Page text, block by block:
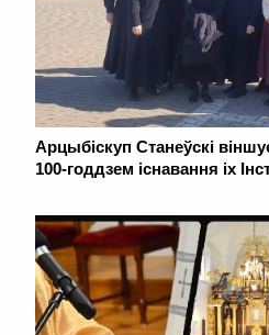
Арцыбіскуп Станеўскі
100-годдзем існавання іх